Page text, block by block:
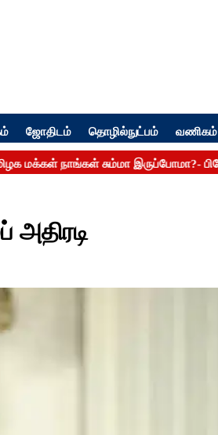
ஜோதிடம் தொழில்நுட்பம் வணிகம்
அதிரடி